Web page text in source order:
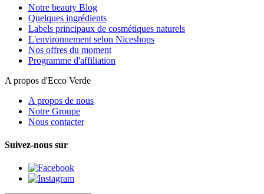
Notre beauty Blog
Quelques ingrédients
Labels principaux de cosmétiques naturels
L'environnement selon Niceshops
Nos offres du moment
Programme d'affiliation
A propos d'Ecco Verde
A propos de nous
Notre Groupe
Nous contacter
Suivez-nous sur